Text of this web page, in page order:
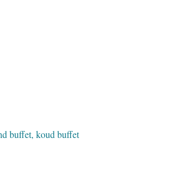
buffet, koud buffet